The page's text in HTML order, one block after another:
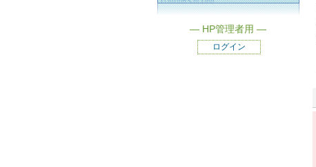
― HP管理者用 ―
ログイン